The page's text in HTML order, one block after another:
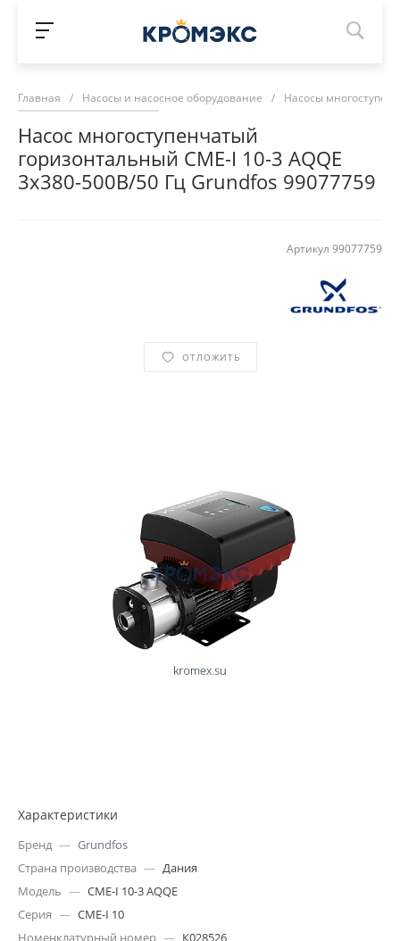
Главная / Насосы и насосное оборудование / Насосы
Насос многоступенчатый
горизонтальный CME-I 10-3 AQQE
3х380-500В/50 Гц Grundfos 99077759
Артикул 99077759
ОТЛОЖИТЬ
Характеристики
Бренд — Grundfos
Страна производства — Дания
Модель — CME-I 10-3 AQQE
Серия — CME-I 10
Номенклатурный номер — К028526